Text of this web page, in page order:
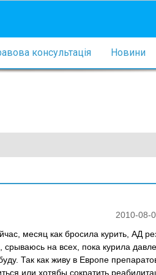
консультація Новини
2010-08-
месяц как бросила курить, АД
срываюсь на всех, пока курила
Так как живу в Европе
или хотябы сократить